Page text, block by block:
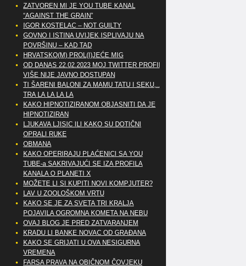
ZATVOREN MI JE YOU TUBE KANAL
“AGAINST THE GRAIN”
IGOR KOSTELAC – NOT GUILTY
GOVNO I ISTINA UVIJEK ISPLIVAJU NA
POVRŠINU – KAD TAD
HRVATSKO(M) PROL(I)JEĆE MIG
OD DANAS 22.02.2023 MOJ TWITTER PROFIL
VIŠE NIJE JAVNO DOSTUPAN
TI ŠARENI BALONI ZA MAMU TATU I SEKU,..
TRA LA LA LA LA
KAKO HIPNOTIZIRANOM OBJASNITI DA JE
HIPNOTIZIRAN
LJUKAVA LJISIC ILI KAKO SU DOTIČNI
OPRALI RUKE
OBMANA
KAKO OPERIRAJU PLAĆENICI SA YOU
TUBE-a SAKRIVAJUĆI SE IZA PROFILA
KANALA O PLANETI X
MOŽETE LI SI KUPITI NOVI KOMPJUTER?
LAV U ZOOLOŠKOM VRTU
KAKO SE JE ZA SVETA TRI KRALJA
POJAVILA OGROMNA KOMETA NA NEBU
OVAJ BLOG JE PRED ZATVARANJEM
KRADU LI BANKE NOVAC OD GRAĐANA
KAKO SE GRIJATI U OVA NESIGURNA
VREMENA
FARSA PRAVA NA OBIČNOM ČOVJEKU